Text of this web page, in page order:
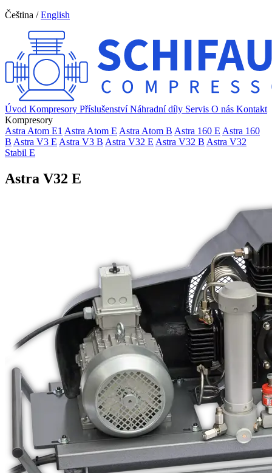
Čeština / English
Úvod Kompresory Příslušenství Náhradní díly Servis O nás Kontakt
Kompresory
Astra Atom E1 Astra Atom E Astra Atom B Astra 160 E Astra 160
B Astra V3 E Astra V3 B Astra V32 E Astra V32 B Astra V32
Stabil E
Astra V32 E